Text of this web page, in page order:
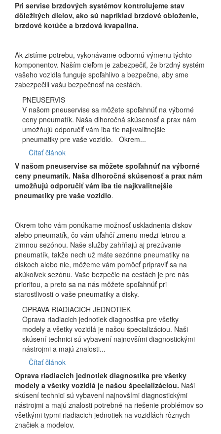
Pri servise brzdových systémov kontrolujeme stav
dôležitých dielov, ako sú napríklad brzdové obloženie,
brzdové kotúče a brzdová kvapalina.
Ak zistíme potrebu, vykonávame odbornú výmenu týchto
komponentov. Naším cieľom je zabezpečiť, že brzdný systém
vašeho vozidla funguje spoľahlivo a bezpečne, aby sme
zabezpečili vašu bezpečnosť na cestách.
PNEUSERVIS
V našom pneuservise sa môžete spoľahnúť na výborné
ceny pneumatík. Naša dlhoročná skúsenosť a prax nám
umožňujú odporučiť vám iba tie najkvalitnejšie
pneumatiky pre vaše vozidlo. Okrem...
Čítať článok
V našom pneuservise sa môžete spoľahnúť na výborné
ceny pneumatík. Naša dlhoročná skúsenosť a prax nám
umožňujú odporučiť vám iba tie najkvalitnejšie
pneumatiky pre vaše vozidlo.
Okrem toho vám ponúkame možnosť uskladnenia diskov
alebo pneumatík, čo vám uľahčí zmenu medzi letnou a
zimnou sezónou. Naše služby zahŕňajú aj prezúvanie
pneumatík, takže nech už máte sezónne pneumatiky na
diskoch alebo nie, môžeme vám pomôcť pripraviť sa na
akúkoľvek sezónu. Vaše bezpečie na cestách je pre nás
prioritou, a preto sa na nás môžete spoľahnúť pri
starostlivosti o vaše pneumatiky a disky.
OPRAVA RIADIACICH JEDNOTIEK
Oprava riadiacich jednotiek diagnostika pre všetky
modely a všetky vozidlá je našou špecializáciou. Naši
skúsení technici sú vybavení najnovšími diagnostickými
nástrojmi a majú znalosti...
Čítať článok
Oprava riadiacich jednotiek diagnostika pre všetky
modely a všetky vozidlá je našou špecializáciou. Naši
skúsení technici sú vybavení najnovšími diagnostickými
nástrojmi a majú znalosti potrebné na riešenie problémov so
všetkými typmi riadiacich jednotiek na vozidlách rôznych
značiek a modelov.